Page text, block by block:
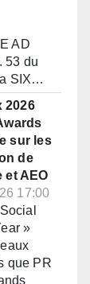
AD
53 du
SIX…
2026
sur les
de
et AEO
17:00
»
que PR